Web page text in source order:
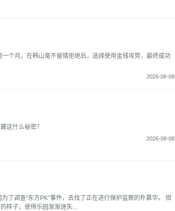
个月。在韩山毫不留情拒绝后，选择使用金钱攻势，最终成功
2026-08-08
这什么秘密？
2026-08-08
了调查“东方PK”事件，去找了正在进行保护监察的朴慕华。 但
样子，使得乐园渐渐迷失...